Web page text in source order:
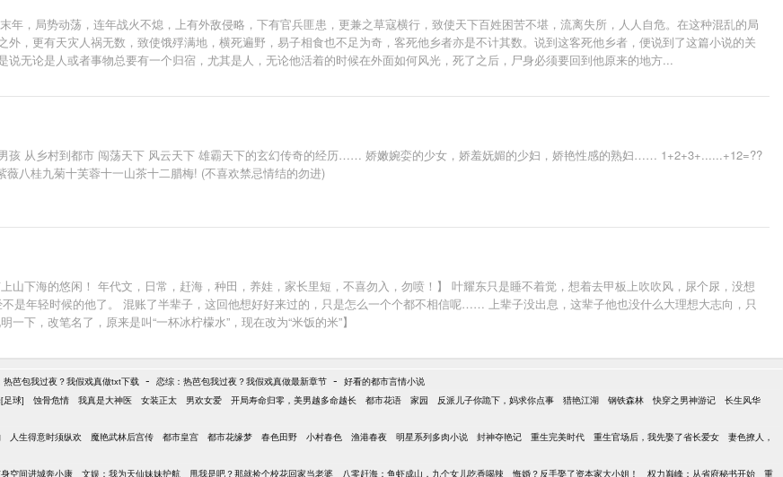
年，局势动荡，连年战火不熄，上有外敌侵略，下有官兵匪患，更兼之草寇横行，致使天下百姓困苦不堪，流离失所，人人自危。在这种混乱的局
，更有天灾人祸无数，致使饿殍满地，横死遍野，易子相食也不足为奇，客死他乡者亦是不计其数。说到这客死他乡者，便说到了这篇小说的关
无论是人或者事物总要有一个归宿，尤其是人，无论他活着的时候在外面如何风光，死了之后，尸身必须要回到他原来的地方...
孩 从乡村到都市 闯荡天下 风云天下 雄霸天下的玄幻传奇的经历…… 娇嫩婉娈的少女，娇羞妩媚的少妇，娇艳性感的熟妇…… 1+2+3+......+12=??
八桂九菊十芙蓉十一山茶十二腊梅! (不喜欢禁忌情结的勿进)
山下海的悠闲！ 年代文，日常，赶海，种田，养娃，家长里短，不喜勿入，勿喷！】 叶耀东只是睡不着觉，想着去甲板上吹吹风，尿个尿，没想
是年轻时候的他了。 混账了半辈子，这回他想好好来过的，只是怎么一个个都不相信呢…… 上辈子没出息，这辈子他也没什么大理想大志向，只
下，改笔名了，原来是叫“一杯冰柠檬水”，现在改为“米饭的米”】
热芭包我过夜？我假戏真做txt下载 - 恋综：热芭包我过夜？我假戏真做最新章节 - 好看的都市言情小说
足球] 蚀骨危情 我真是大神医 女装正太 男欢女爱 开局寿命归零，美男越多命越长 都市花语 家园 反派儿子你跪下，妈求你点事 猎艳江湖 钢铁森林 快穿之男神游记
长生风华
人生得意时须纵欢 魔艳武林后宫传 都市皇宫 都市花缘梦 春色田野 小村春色 渔港春夜 明星系列多肉小说 封神夺艳记 重生完美时代 重生官场后，我先娶了省长爱女
妻色撩人，
空间进城奔小康 文娱：我为天仙妹妹护航 甩我是吧？那就捡个校花回家当老婆 八零赶海：鱼虾成山，九个女儿吃香喝辣 悔婚？反手娶了资本家大小姐！ 权力巅峰：从省府秘书开始 重